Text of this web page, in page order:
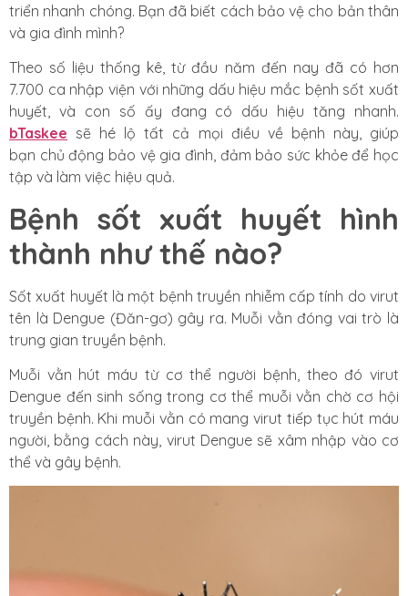
triển nhanh chóng. Bạn đã biết cách bảo vệ cho bản thân
và gia đình mình?
Theo số liệu thống kê, từ đầu năm đến nay đã có hơn
7.700 ca nhập viện với những dấu hiệu mắc bệnh sốt xuất
huyết, và con số ấy đang có dấu hiệu tăng nhanh.
bTaskee sẽ hé lộ tất cả mọi điều về bệnh này, giúp
bạn chủ động bảo vệ gia đình, đảm bảo sức khỏe để học
tập và làm việc hiệu quả.
Bệnh sốt xuất huyết hình
thành như thế nào?
Sốt xuất huyết là một bệnh truyền nhiễm cấp tính do virut
tên là Dengue (Đăn-gơ) gây ra. Muỗi vằn đóng vai trò là
trung gian truyền bệnh.
Muỗi vằn hút máu từ cơ thể người bệnh, theo đó virut
Dengue đến sinh sống trong cơ thể muỗi vằn chờ cơ hội
truyền bệnh. Khi muỗi vằn có mang virut tiếp tục hút máu
người, bằng cách này, virut Dengue sẽ xâm nhập vào cơ
thể và gây bệnh.